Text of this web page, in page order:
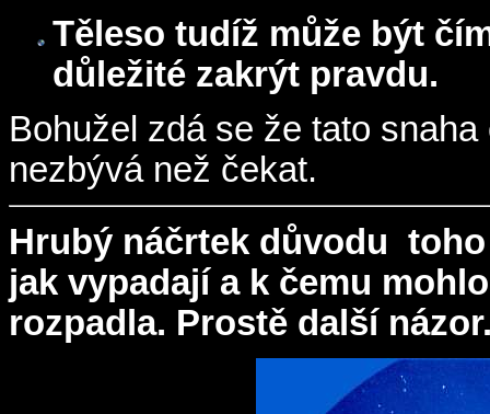
Těleso tudíž může být
důležité zakrýt pravdu.
Bohužel zdá se že tato
nezbývá než čekat.
Hrubý náčrtek důvodu
jak vypadají a k čemu
rozpadla. Prostě další